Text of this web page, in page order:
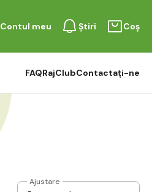
Contul meu Știri Coș
FAQRajClubContactați-ne
Ajustare